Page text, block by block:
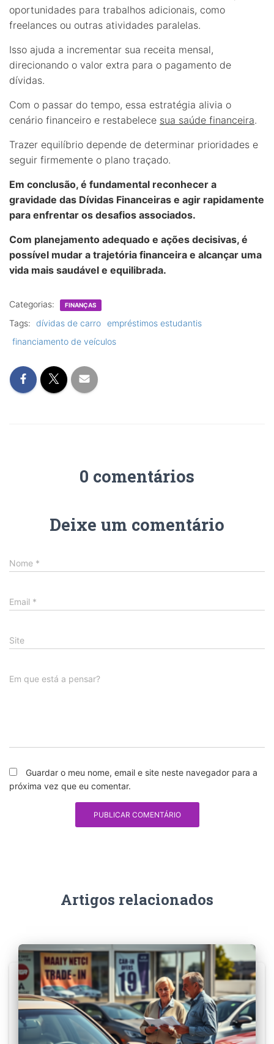
oportunidades para trabalhos adicionais, como
freelances ou outras atividades paralelas.
Isso ajuda a incrementar sua receita mensal,
direcionando o valor extra para o pagamento de
dívidas.
Com o passar do tempo, essa estratégia alivia o
cenário financeiro e restabelece sua saúde financeira.
Trazer equilíbrio depende de determinar prioridades e
seguir firmemente o plano traçado.
Em conclusão, é fundamental reconhecer a
gravidade das Dívidas Financeiras e agir rapidamente
para enfrentar os desafios associados.
Com planejamento adequado e ações decisivas, é
possível mudar a trajetória financeira e alcançar uma
vida mais saudável e equilibrada.
Categorias: FINANÇAS
Tags: dívidas de carro empréstimos estudantis
financiamento de veículos
0 comentários
Deixe um comentário
Nome *
Email *
Site
Em que está a pensar?
Guardar o meu nome, email e site neste navegador para a
próxima vez que eu comentar.
Artigos relacionados